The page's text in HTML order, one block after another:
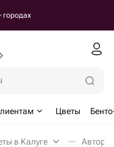
городах
Цветы
в Калуге